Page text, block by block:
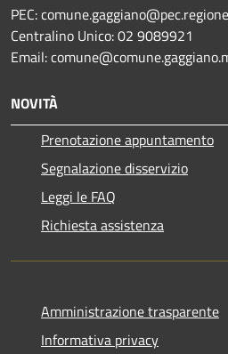
PEC:
Centralino Unico: 02 9089921
Email:
NOVITÀ
Prenotazione appuntamento
Segnalazione disservizio
Leggi le FAQ
Richiesta assistenza
Amministrazione trasparente
Informativa privacy